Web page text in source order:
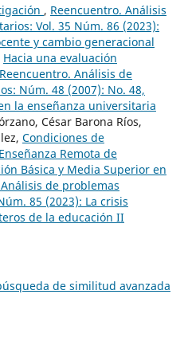
, Reencuentro. Análisis
Vol. 35 Núm. 86 (2023):
y cambio generacional
Hacia una evaluación
Reencuentro. Análisis de
Núm. 48 (2007): No. 48,
la enseñanza universitaria
César Barona Ríos,
Condiciones de
Remota de
Básica y Media Superior en
de problemas
85 (2023): La crisis
de la educación II
de similitud avanzada